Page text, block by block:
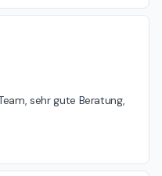
sehr gute Beratung,